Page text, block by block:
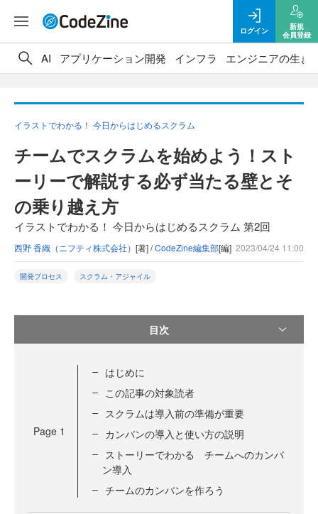
ログイン
新規
会員登録
AI アプリケーション開発 インフラ エンジニアの生き
イラストでわかる！ 今日からはじめるスクラム
チームでスクラムを始めよう！スト
ーリーで解説する必ず当たる壁とそ
の乗り越え方
イラストでわかる！ 今日からはじめるスクラム 第2回
西野 香織（ニフティ株式会社） [著] /CodeZine編集部[編] 2023/04/24 11:00
開発プロセス スクラム・アジャイル
目次
Page 1
はじめに
この記事の対象読者
スクラムは導入前の準備が重要
カンバンの導入と使い方の説明
ストーリーでわかる チームへのカンバ
ン導入
チームのカンバンを作ろう